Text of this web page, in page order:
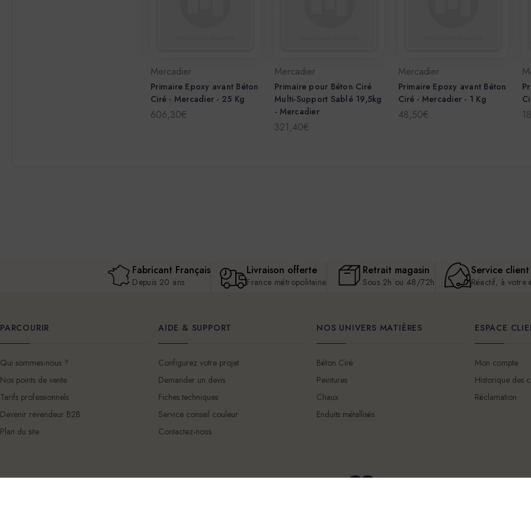
Mercadier
Primaire Epoxy avant Béton
Ciré - Mercadier - 25 Kg
606,30€
Mercadier
Primaire pour Béton Ciré
Multi-Support Sablé 19,5kg
- Mercadier
321,40€
Mercadier
Primaire Epoxy avant Béton
Ciré - Mercadier - 1 Kg
48,50€
Fabricant Français
Depuis 20 ans
Livraison offerte
France métropolitaine
Retrait magasin
Sous 2h ou 48/72h
Service client
Réactif, à votre
PARCOURIR
Qui sommes-nous ?
Nos points de vente
Tarifs professionnels
Devenir revendeur B2B
Plan du site
AIDE & SUPPORT
Configurez votre projet
Demander un devis
Fiches techniques
Service conseil couleur
Contactez-nous
NOS UNIVERS MATIÈRES
Béton Ciré
Peintures
Chaux
Enduits métallisés
ESPACE
Mon compte
Historique des
Réclamation